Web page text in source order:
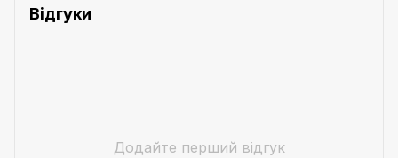
Відгуки
Додайте перший відгук